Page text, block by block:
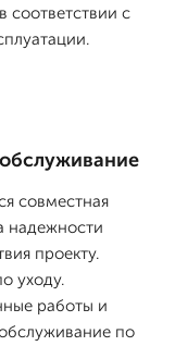
соответствии с
совместная
надежности
проекту.
уходу.
работы и
по